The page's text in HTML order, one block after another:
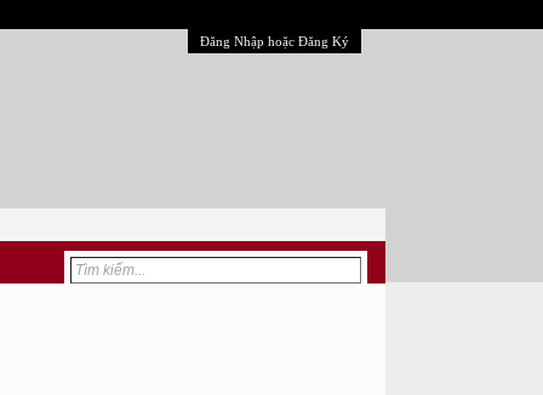
Đăng Nhập hoặc Đăng Ký